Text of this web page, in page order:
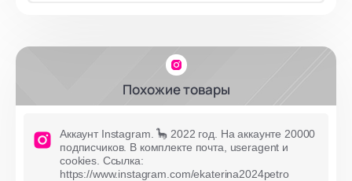
Похожие товары
Аккаунт Instagram. 🦕 2022 год. На аккаунте 20000
подписчиков. В комплекте почта, useragent и
cookies. Ссылка:
https://www.instagram.com/ekaterina2024petro